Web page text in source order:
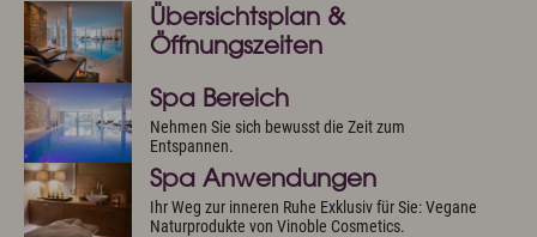
Übersichtsplan &
Öffnungszeiten
Spa Bereich
Nehmen Sie sich bewusst die Zeit zum
Entspannen.
Spa Anwendungen
Ihr Weg zur inneren Ruhe Exklusiv für Sie: Vegane
Naturprodukte von Vinoble Cosmetics.